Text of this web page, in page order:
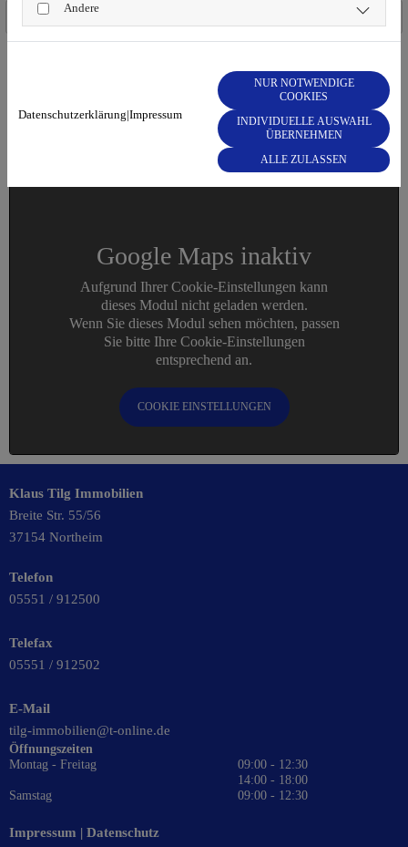
Google Maps inaktiv
Aufgrund Ihrer Cookie-Einstellungen kann
dieses Modul nicht geladen werden.
Wenn Sie dieses Modul sehen möchten, passen
Sie bitte Ihre Cookie-Einstellungen
entsprechend an.
COOKIE EINSTELLUNGEN
Klaus Tilg Immobilien
Breite Str. 55/56
37154 Northeim
Telefon
05551 / 912500
Telefax
05551 / 912502
E-Mail
tilg-immobilien@t-online.de
Öffnungszeiten
Montag - Freitag
09:00 - 12:30
14:00 - 18:00
Samstag
09:00 - 12:30
Impressum | Datenschutz
Andere
Datenschutzerklärung|Impressum
NUR NOTWENDIGE
COOKIES
INDIVIDUELLE AUSWAHL
ÜBERNEHMEN
ALLE ZULASSEN